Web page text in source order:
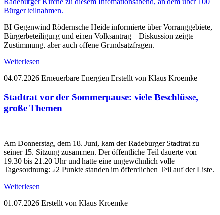
BI Gegenwind Rödernsche Heide informierte über Vorranggebiete,
Bürgerbeteiligung und einen Volksantrag – Diskussion zeigte
Zustimmung, aber auch offene Grundsatzfragen.
Weiterlesen
04.07.2026 Erneuerbare Energien Erstellt von Klaus Kroemke
Stadtrat vor der Sommerpause: viele Beschlüsse,
große Themen
Am Donnerstag, dem 18. Juni, kam der Radeburger Stadtrat zu
seiner 15. Sitzung zusammen. Der öffentliche Teil dauerte von
19.30 bis 21.20 Uhr und hatte eine ungewöhnlich volle
Tagesordnung: 22 Punkte standen im öffentlichen Teil auf der Liste.
Weiterlesen
01.07.2026 Erstellt von Klaus Kroemke